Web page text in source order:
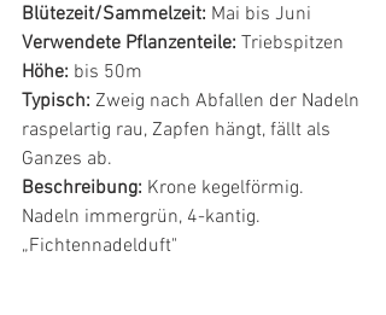
Blütezeit/Sammelzeit: Mai bis Juni
Verwendete Pflanzenteile: Triebspitzen
Höhe: bis 50m
Typisch: Zweig nach Abfallen der Nadeln
raspelartig rau, Zapfen hängt, fällt als
Ganzes ab.
Beschreibung: Krone kegelförmig.
Nadeln immergrün, 4-kantig.
„Fichtennadelduft"